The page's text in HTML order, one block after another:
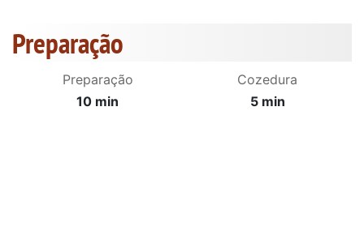
Preparação
Preparação
10 min
Cozedura
5 min